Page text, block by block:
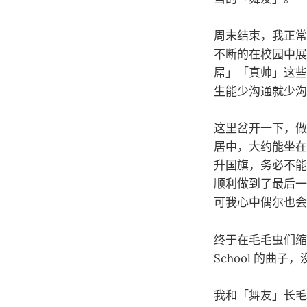
周末结束，我正
不断的在校园中
屌」「真帅」这
生能少沟通就少
这里岔开一下，
居中，大约能坐
升国旗，务必不
顺利做到了最后
可我心中偶尔也
终于在毛毛虫们
School 的曲子，
我和「舞友」长